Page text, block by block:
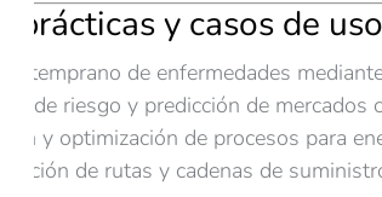
prácticas y casos de uso
temprano de enfermedades
de riesgo y predicción de mercados
y optimización de procesos para
de rutas y cadenas de